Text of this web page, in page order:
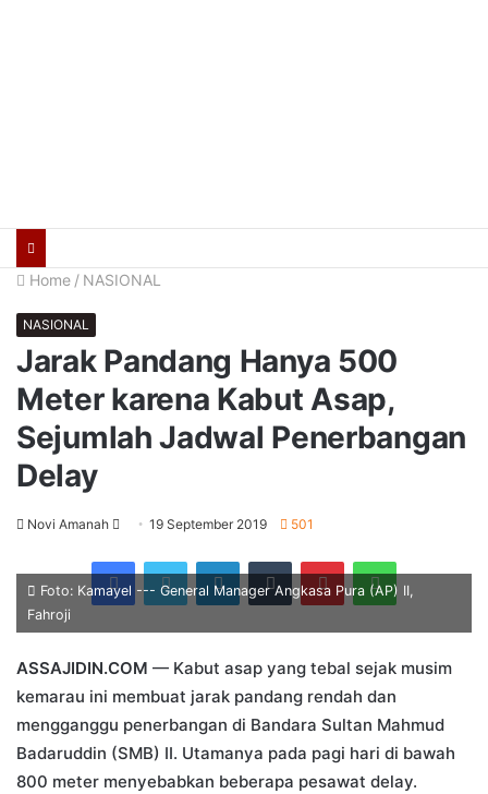
Home / NASIONAL
NASIONAL
Jarak Pandang Hanya 500
Meter karena Kabut Asap,
Sejumlah Jadwal Penerbangan
Delay
Novi Amanah
Send
email
19 September 2019 501
FacebookTwitterLinkedInTumblrPinterestWhatsApp
Foto: Kamayel --- General Manager Angkasa Pura (AP) II,
Fahroji
ASSAJIDIN.COM — Kabut asap yang tebal sejak musim
kemarau ini membuat jarak pandang rendah dan
mengganggu penerbangan di Bandara Sultan Mahmud
Badaruddin (SMB) II. Utamanya pada pagi hari di bawah
800 meter menyebabkan beberapa pesawat delay.